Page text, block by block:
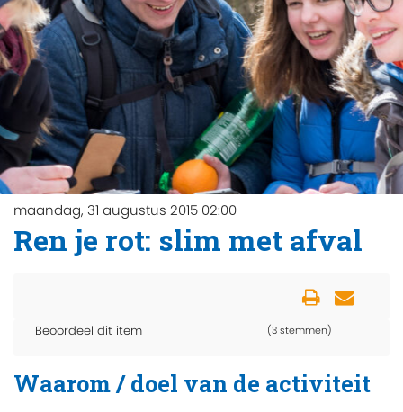
maandag, 31 augustus 2015 02:00
Ren je rot: slim met afval
Beoordeel dit item (3 stemmen)
Waarom / doel van de activiteit